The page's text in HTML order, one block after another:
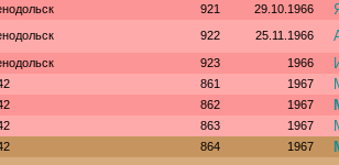
921 29.10.1966
922 25.11.1966
923 1966
861 1967
862 1967
863 1967
864 1967